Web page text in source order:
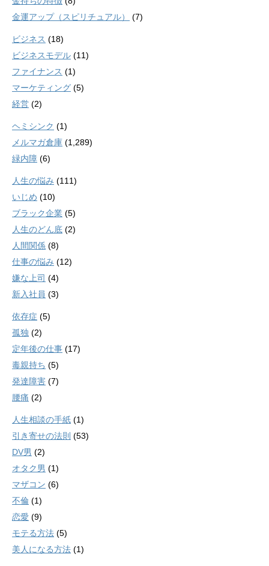
金運アップ（スピリチュアル）
(7)
ビジネス (18)
ビジネスモデル (11)
ファイナンス (1)
マーケティング (5)
経営 (2)
ヘミシンク (1)
メルマガ倉庫 (1,289)
緑内障 (6)
人生の悩み (111)
いじめ (10)
ブラック企業 (5)
人生のどん底 (2)
人間関係 (8)
仕事の悩み (12)
嫌な上司 (4)
新入社員 (3)
依存症 (5)
孤独 (2)
定年後の仕事 (17)
毒親持ち (5)
発達障害 (7)
腰痛 (2)
人生相談の手紙 (1)
引き寄せの法則 (53)
DV男 (2)
オタク男 (1)
マザコン (6)
不倫 (1)
恋愛 (9)
モテる方法 (5)
美人になる方法 (1)